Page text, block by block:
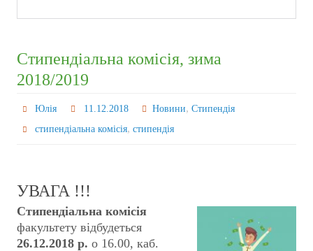
Стипендіальна комісія, зима
2018/2019
Юлія 11.12.2018 Новини, Стипендія
стипендіальна комісія,стипендія
УВАГА !!!
Стипендіальна комісія
факультету відбудеться
26.12.2018 р. о 16.00, каб.